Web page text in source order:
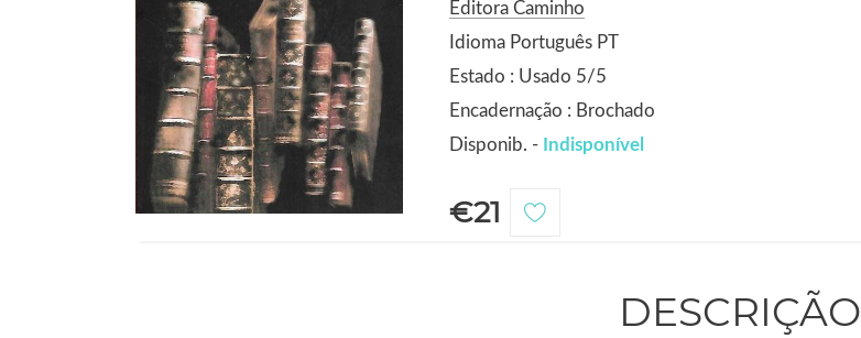
Editora Caminho
Idioma Português PT
Estado : Usado 5/5
Encadernação : Brochado
Disponib. - Indisponível
€21
DESCRIÇÃO